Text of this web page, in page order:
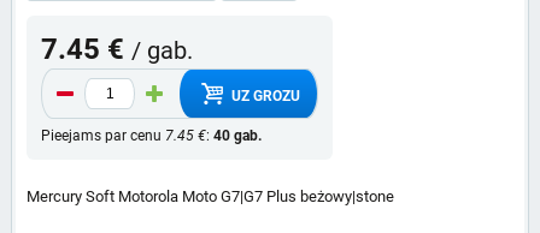
7.45 € / gab.
UZ GROZU
Pieejams par cenu 7.45 €: 40 gab.
Mercury Soft Motorola Moto G7|G7 Plus beżowy|stone